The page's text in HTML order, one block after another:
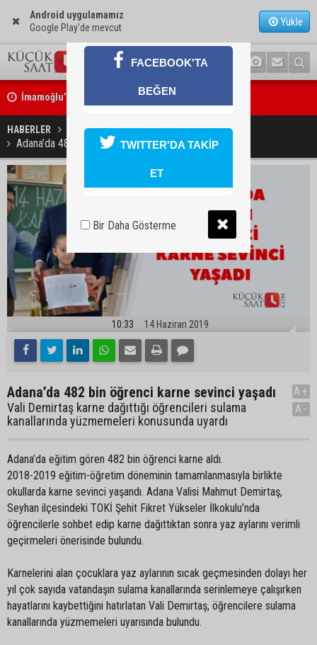
Android uygulamamız
Google Play'de mevcut
Yükle
İmamoğlu’nda hijyen ve etiket kontrolü
Mustafa Özkan: "Yüreğir Belediye Başkan Vekilliği seçimine ilişkin
HABERLER EĞİTİM
Adana’da 482 bin öğrenci karne sevinci yaşadı
10:33 14 Haziran 2019
Adana’da 482 bin öğrenci karne sevinci yaşadı
Vali Demirtaş karne dağıttığı öğrencileri sulama
kanallarında yüzmemeleri konusunda uyardı
A+
A-
Adana’da eğitim gören 482 bin öğrenci karne aldı.
2018-2019 eğitim-öğretim döneminin tamamlanmasıyla birlikte
okullarda karne sevinci yaşandı. Adana Valisi Mahmut Demirtaş,
Seyhan ilçesindeki TOKİ Şehit Fikret Yükseler İlkokulu’nda
öğrencilerle sohbet edip karne dağıttıktan sonra yaz aylarını verimli
geçirmeleri önerisinde bulundu.
Karnelerini alan çocuklara yaz aylarının sıcak geçmesinden dolayı her
yıl çok sayıda vatandaşın sulama kanallarında serinlemeye çalışırken
hayatlarını kaybettiğini hatırlatan Vali Demirtaş, öğrencilere sulama
kanallarında yüzmemeleri uyarısında bulundu.
FACEBOOK'TA
BEĞEN
TWITTER'DA TAKİP
ET
Bir Daha Gösterme